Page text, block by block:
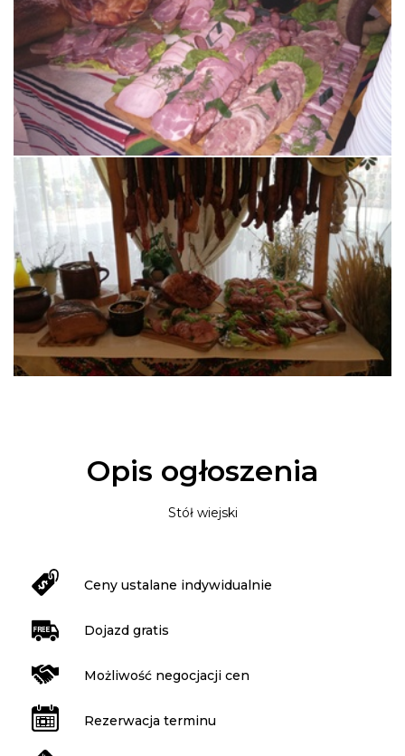
Opis ogłoszenia
Stół wiejski
Ceny ustalane indywidualnie
Dojazd gratis
Możliwość negocjacji cen
Rezerwacja terminu